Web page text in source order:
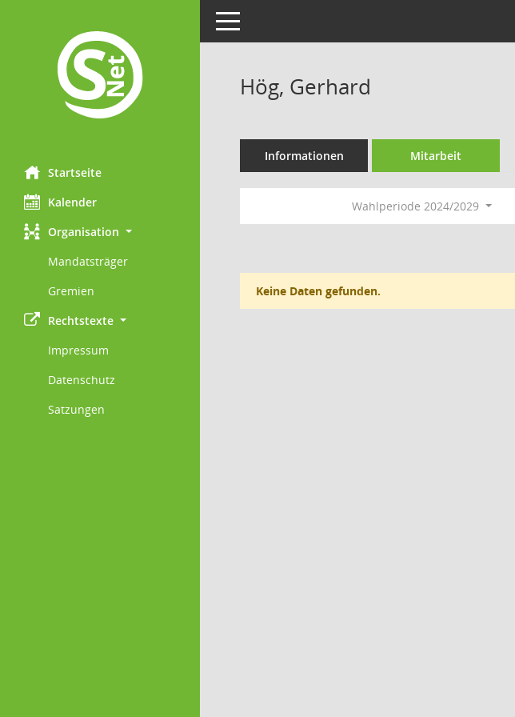
Startseite
Kalender
Organisation
Mandatsträger
Gremien
Rechtstexte
Impressum
Datenschutz
Satzungen
Toggle navigation
Hög, Gerhard
Informationen Mitarbeit
Wahlperiode 2024/2029
Keine Daten gefunden.